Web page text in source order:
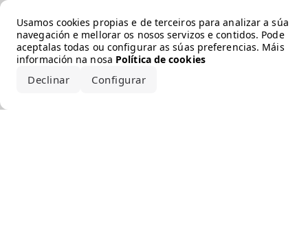
Usamos cookies propias e de terceiros para analizar a súa
navegación e mellorar os nosos servizos e contidos. Pode
aceptalas todas ou configurar as súas preferencias. Máis
información na nosa Política de cookies
Declinar Configurar
Error loading the brand